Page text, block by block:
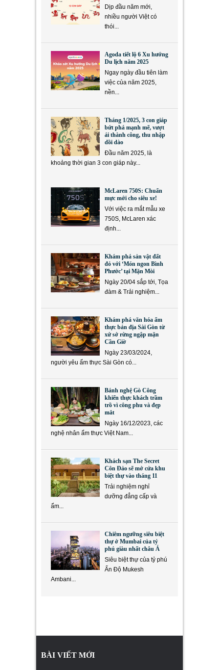
Dịp đầu năm mới,
nhiều người Việt có
thói...
Agoda tiết lộ 6 Xu hướng
Du lịch năm 2025
Ngay ngày đầu tiên làm
việc của năm 2025,
nền...
Tháng 1/2025, 3 con giáp
bứt phá mạnh mẽ, vượt
ải thành công, thu nhập
dồi dào
Đầu năm 2025, là
khoảng thời gian 3 con giáp này...
McLaren 750S: Chuẩn
mực mới cho siêu xe!
Với việc ra mắt mẫu xe
750S, McLaren xác
định...
Khám phá sản vật đất
đỏ với ‘Món ngon Bình
Phước’ tại Mặn Mòi
Ngày 20/04 sắp tới, Tọa
đàm & Trải nghiệm...
Khám phá văn hóa ẩm
thực bản địa Sài Gòn từ
xứ sở rừng ngập mặn
Cần Giờ
Ngày 23/03/2024,
người yêu ẩm thực Sài Gòn có...
Bánh nghệ Gò Công
khiến thực khách trầm
trồ vì công phu và đẹp
mắt
Ngày 16/12/2023, các
nghệ nhân ẩm thực Việt Nam...
Khách sạn The Secret
Côn Đảo sẽ mở cửa khu
biệt thự vào tháng 11
Trải nghiệm nghỉ
dưỡng đẳng cấp và
ẩm...
Chiêm ngưỡng siêu biệt
thự ở Mumbai của tỷ
phú giàu nhất châu Á
Siêu biệt thự của tỷ phú
Ấn Độ Mukesh
Ambani...
BÀI VIẾT MỚI